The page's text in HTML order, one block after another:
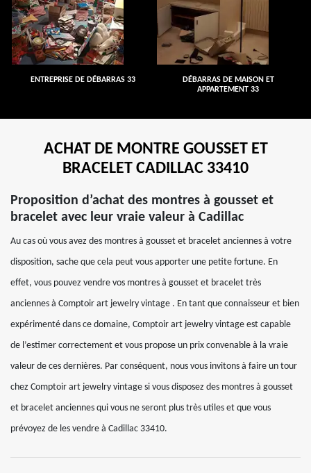
ENTREPRISE DE DÉBARRAS 33
DÉBARRAS DE MAISON ET
APPARTEMENT 33
ACHAT DE MONTRE GOUSSET ET
BRACELET CADILLAC 33410
Proposition d’achat des montres à gousset et
bracelet avec leur vraie valeur à Cadillac
Au cas où vous avez des montres à gousset et bracelet anciennes à votre
disposition, sache que cela peut vous apporter une petite fortune. En
effet, vous pouvez vendre vos montres à gousset et bracelet très
anciennes à Comptoir art jewelry vintage . En tant que connaisseur et bien
expérimenté dans ce domaine, Comptoir art jewelry vintage est capable
de l’estimer correctement et vous propose un prix convenable à la vraie
valeur de ces dernières. Par conséquent, nous vous invitons à faire un tour
chez Comptoir art jewelry vintage si vous disposez des montres à gousset
et bracelet anciennes qui vous ne seront plus très utiles et que vous
prévoyez de les vendre à Cadillac 33410.